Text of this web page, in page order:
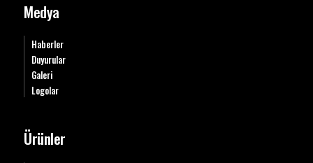
Medya
Haberler
Duyurular
Galeri
Logolar
Ürünler